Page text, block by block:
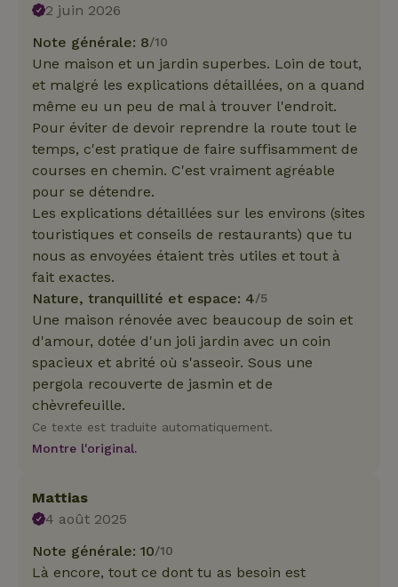
2 juin 2026
Note générale: 8/10
Une maison et un jardin superbes. Loin de tout,
et malgré les explications détaillées, on a quand
même eu un peu de mal à trouver l'endroit.
Pour éviter de devoir reprendre la route tout le
temps, c'est pratique de faire suffisamment de
courses en chemin. C'est vraiment agréable
pour se détendre.
Les explications détaillées sur les environs (sites
touristiques et conseils de restaurants) que tu
nous as envoyées étaient très utiles et tout à
fait exactes.
Nature, tranquillité et espace: 4/5
Une maison rénovée avec beaucoup de soin et
d'amour, dotée d'un joli jardin avec un coin
spacieux et abrité où s'asseoir. Sous une
pergola recouverte de jasmin et de
chèvrefeuille.
Ce texte est traduite automatiquement.
Montre l'original.
Mattias
4 août 2025
Note générale: 10/10
Là encore, tout ce dont tu as besoin est